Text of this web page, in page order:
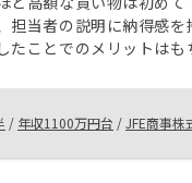
担当者の説明に納得感を
たことでのメリットはも
明してくれ、不安なこ
/ 年収1100万円台 /JFE商事株